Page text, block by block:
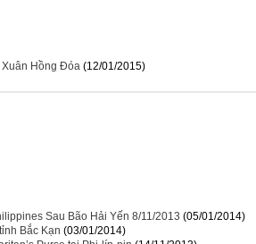
Xuân Hồng Đóa (12/01/2015)
Sau Bão Hải Yến 8/11/2013 (05/01/2014)
Bắc Kạn (03/01/2014)